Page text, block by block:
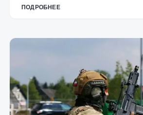
ПОДРОБНЕЕ